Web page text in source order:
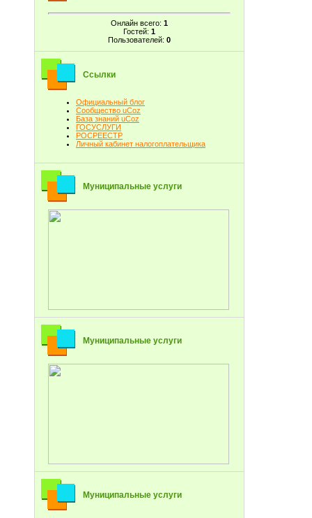
Онлайн всего: 1
Гостей: 1
Пользователей: 0
Ссылки
Официальный блог
Сообщество uCoz
База знаний uCoz
ГОСУСЛУГИ
РОСРЕЕСТР
Личный кабинет налогоплательщика
Муниципальные услуги
Муниципальные услуги
Муниципальные услуги